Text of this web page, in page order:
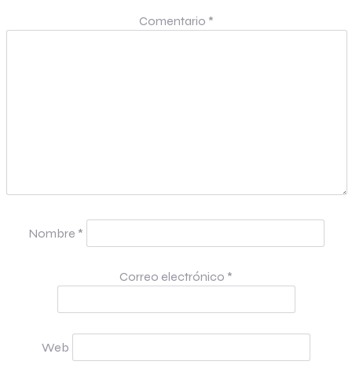
Comentario *
Nombre *
Correo electrónico *
Web